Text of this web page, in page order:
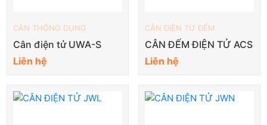
CÂN THÔNG DỤNG
Cân điện tử UWA-S
Liên hệ
CÂN ĐIỆN TỬ ĐẾM
CÂN ĐẾM ĐIỆN TỬ ACS
Liên hệ